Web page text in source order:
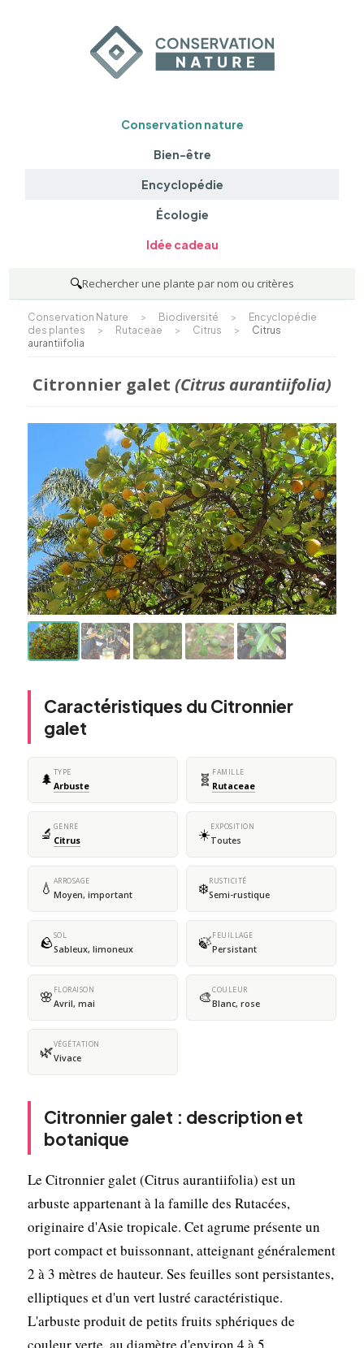
Conservation nature
Bien-être
Encyclopédie
Écologie
Idée cadeau
🔍Rechercher une plante par nom ou critères
Conservation Nature > Biodiversité >
Encyclopédie
des plantes
> Rutaceae > Citrus >
Citrus
aurantiifolia
Citronnier galet (Citrus aurantiifolia)
Caractéristiques du Citronnier
galet
🌲 TYPE
Arbuste 🧬 FAMILLE
Rutaceae
🔬 GENRE
Citrus ☀️EXPOSITION
Toutes
💧 ARROSAGE
Moyen, important ❄️RUSTICITÉ
Semi-rustique
🪨SOL
Sableux, limoneux 🍃FEUILLAGE
Persistant
🌸 FLORAISON
Avril, mai 🎨COULEUR
Blanc, rose
🌿VÉGÉTATION
Vivace
Citronnier galet : description et
botanique
Le Citronnier galet (Citrus aurantiifolia) est un
arbuste appartenant à la famille des Rutacées,
originaire d'Asie tropicale. Cet agrume présente un
port compact et buissonnant, atteignant généralement
2 à 3 mètres de hauteur. Ses feuilles sont persistantes,
elliptiques et d'un vert lustré caractéristique.
L'arbuste produit de petits fruits sphériques de